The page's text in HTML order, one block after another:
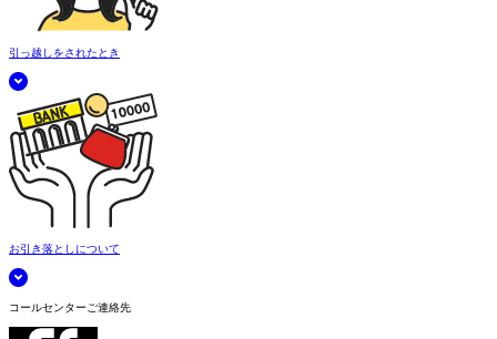
引っ越しをされたとき
お引き落としについて
コールセンターご連絡先